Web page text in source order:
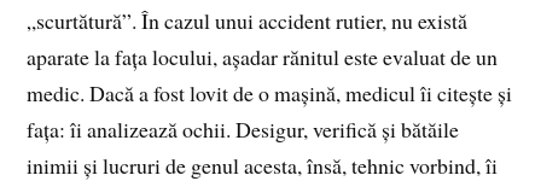
„scurtătură”. În cazul unui accident rutier, nu există
aparate la fața locului, așadar rănitul este evaluat de un
medic. Dacă a fost lovit de o mașină, medicul îi citește și
fața: îi analizează ochii. Desigur, verifică și bătăile
inimii și lucruri de genul acesta, însă, tehnic vorbind, îi